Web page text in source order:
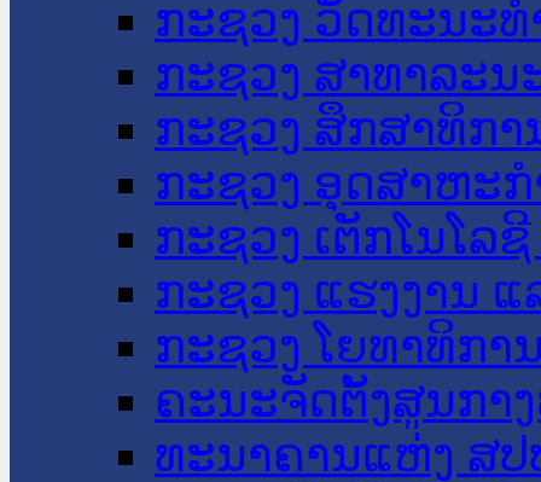
ກະຊວງ ວັດທະນະ
ກະຊວງ ສາທາລະນ
ກະຊວງ ສຶກສາທິກາ
ກະຊວງ ອຸດສາຫະ
ກະຊວງ ເຕັກໂນໂລ
ກະຊວງ ແຮງງານ
ກະຊວງ ໂຍທາທິກາ
ຄະນະຈັດຕັ້ງສູນກາ
ທະນາຄານແຫ່ງ ສປ